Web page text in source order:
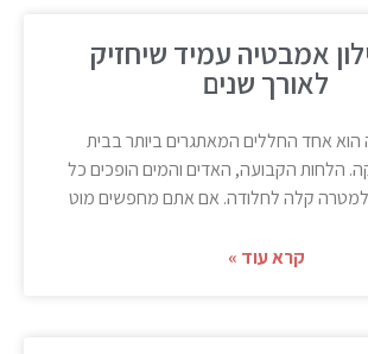
אמבטיה עמיד שיחזיק
לאורך שנים
אחד החללים המאתגרים ביותר בבית
הלחות הקבועה, האדים והמים הופכים כל
למטרה קלה לחלודה. אם אתם מחפשים מוט
קרא עוד »